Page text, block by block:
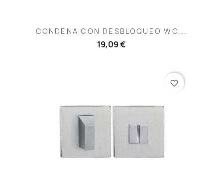
CONDENA CON DESBLOQUEO WC...
19,09 €
favorite_border